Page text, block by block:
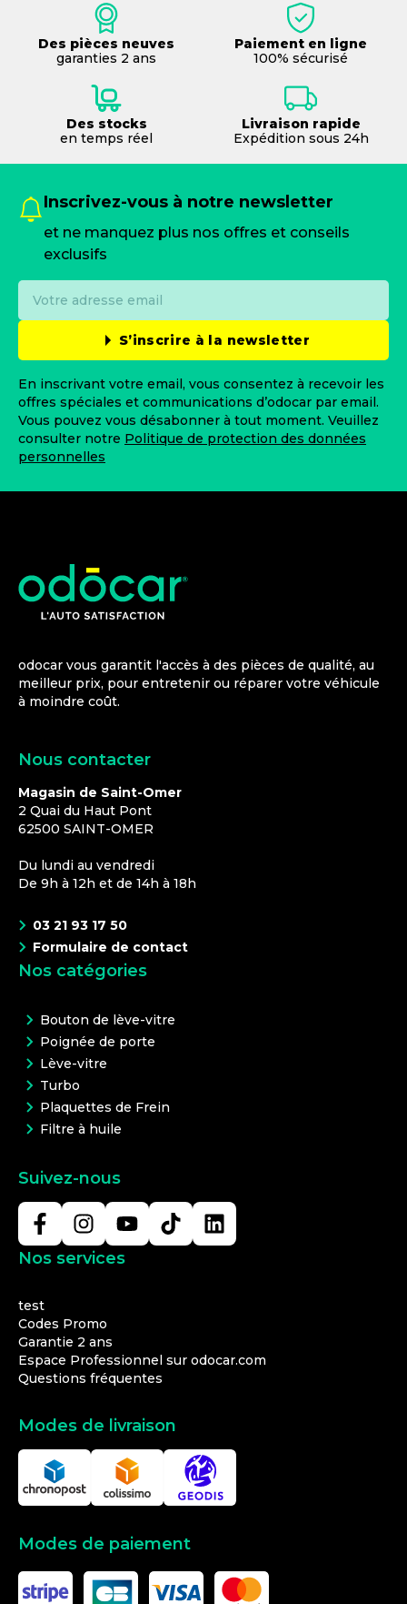
Des pièces neuves
garanties 2 ans
Paiement en ligne
100% sécurisé
Des stocks
en temps réel
Livraison rapide
Expédition sous 24h
Inscrivez-vous à notre newsletter
et ne manquez plus nos offres et conseils
exclusifs
S’inscrire à la newsletter
En inscrivant votre email, vous consentez à recevoir les
offres spéciales et communications d’odocar par email.
Vous pouvez vous désabonner à tout moment. Veuillez
consulter notre Politique de protection des données
personnelles
odocar vous garantit l'accès à des pièces de qualité, au
meilleur prix, pour entretenir ou réparer votre véhicule
à moindre coût.
Nous contacter
Magasin de Saint-Omer
2 Quai du Haut Pont
62500 SAINT-OMER
Du lundi au vendredi
De 9h à 12h et de 14h à 18h
03 21 93 17 50
Formulaire de contact
Nos catégories
Bouton de lève-vitre
Poignée de porte
Lève-vitre
Turbo
Plaquettes de Frein
Filtre à huile
Suivez-nous
Nos services
test
Codes Promo
Garantie 2 ans
Espace Professionnel sur odocar.com
Questions fréquentes
Modes de livraison
Modes de paiement